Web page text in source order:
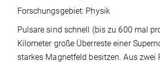
Forschungsgebiet: Physik
Pulsare sind schnell (bis zu 600 mal
Kilometer große Überreste einer
starkes Magnetfeld besitzen. Aus